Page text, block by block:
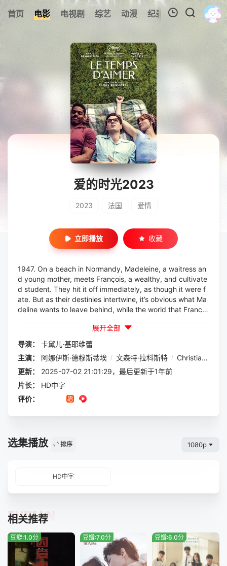
首页 电影 电视剧 综艺 动漫 纪录片 视频短片
暂无观看影片的记录
爱的时光2023
2023 法国 爱情
立即播放 收藏
1947. On a beach in Normandy, Madeleine, a waitress an
d young mother, meets François, a wealthy, and cultivate
d student. They hit it off immediately, as though it were f
ate. But as their destinies intertwine, it’s obvious what Ma
deline wants to leave behind, while the world that Francoi
展开全部
导演：
卡黛儿·基耶维蕾
主演：
阿娜伊斯·德穆斯蒂埃 / 文森特·拉科斯特 / Christian Starr Lassen
更新：
2025-07-02 21:01:29，最后更新于1年前
片长：
HD中字
评价：
选集播放 排序 1080p
HD中字
相关推荐
TUIJIAN
豆瓣:1.0分 豆瓣:7.0分 豆瓣:6.0分